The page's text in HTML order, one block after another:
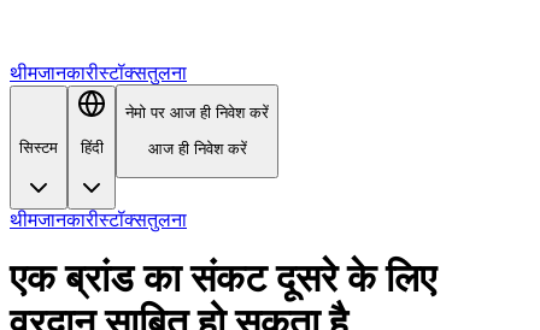
थीमजानकारीस्टॉक्सतुलना
सिस्टम हिंदी
नेमो पर आज ही निवेश करें
आज ही निवेश करें
थीमजानकारीस्टॉक्सतुलना
एक ब्रांड का संकट दूसरे के लिए